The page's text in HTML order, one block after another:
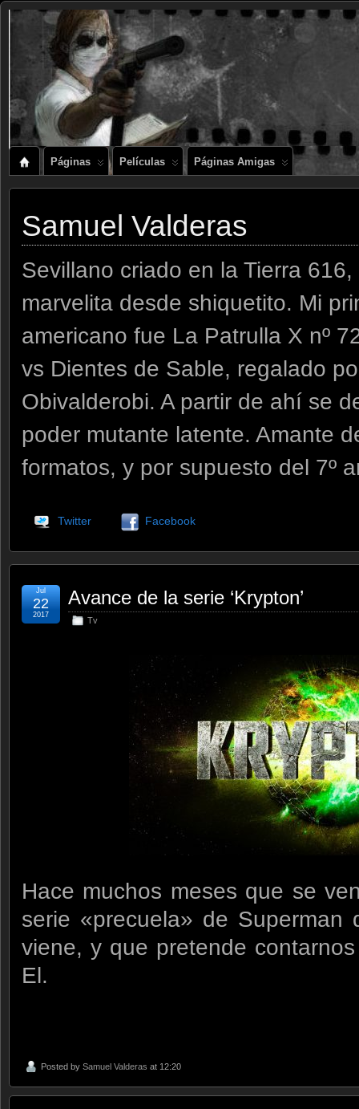
Páginas Películas Páginas Amigas
Samuel Valderas
Sevillano criado en la Tierra
marvelita desde shiquetito. Mi
americano fue La Patrulla X nº
vs Dientes de Sable, regalado
Obivalderobi. A partir de ahí se
poder mutante latente. Amante
formatos, y por supuesto del 7º
Twitter Facebook
Avance de la serie ‘Krypton’
Tv
Jul
22
2017
Hace muchos meses que se
serie «precuela» de
viene, y que pretende
El.
Posted by Samuel Valderas at 12:20